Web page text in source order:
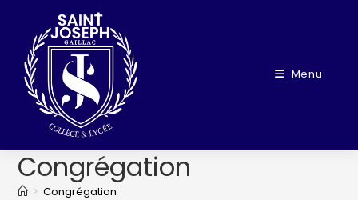
Menu
Congrégation
> Congrégation